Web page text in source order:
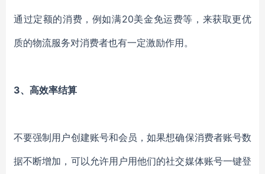
通过定额的消费，例如满20美金免运费等，来获取更优
质的物流服务对消费者也有一定激励作用。
3、高效率结算
不要强制用户创建账号和会员，如果想确保消费者账号数
据不断增加，可以允许用户用他们的社交媒体账号一键登